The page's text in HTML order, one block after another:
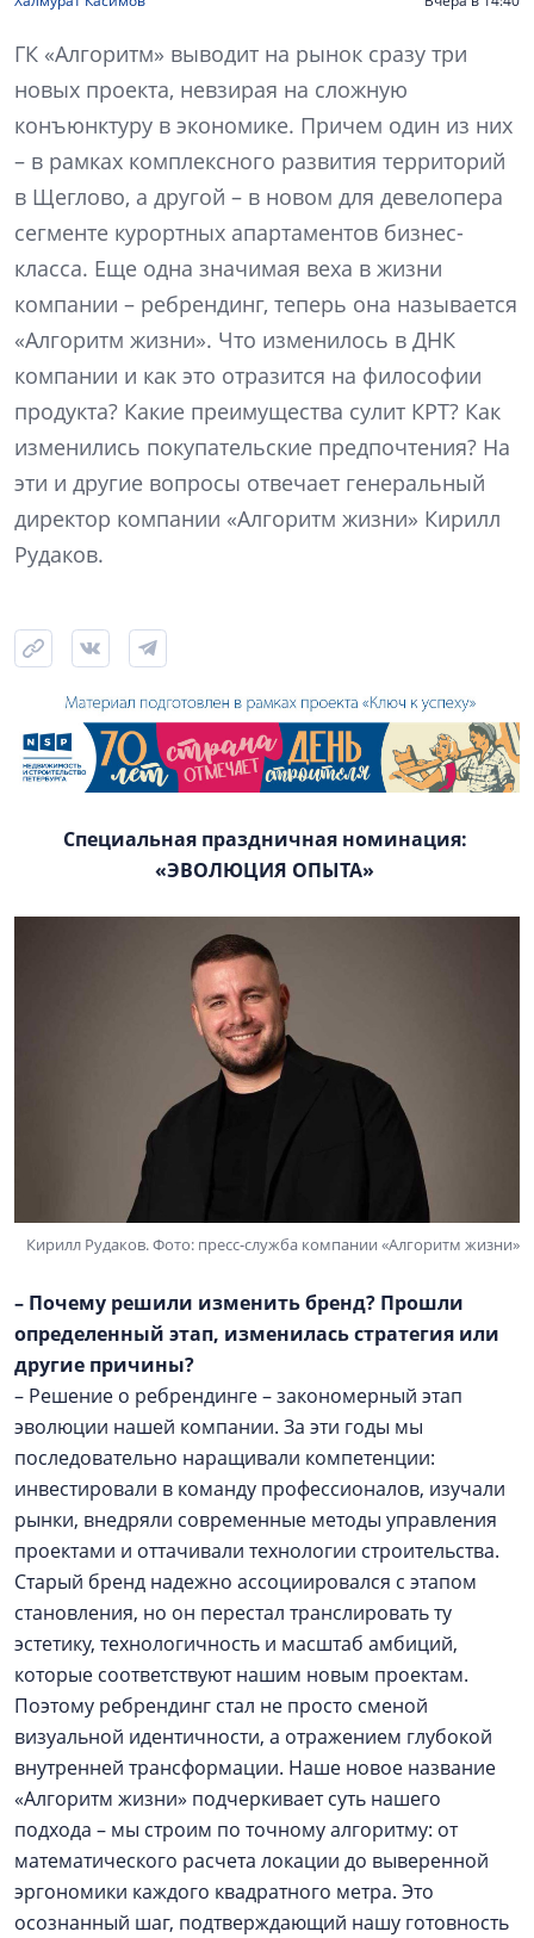
ГК «Алгоритм» выводит на рынок сразу три
новых проекта, невзирая на сложную
конъюнктуру в экономике. Причем один из них
– в рамках комплексного развития территорий
в Щеглово, а другой – в новом для девелопера
сегменте курортных апартаментов бизнес-
класса. Еще одна значимая веха в жизни
компании – ребрендинг, теперь она называется
«Алгоритм жизни». Что изменилось в ДНК
компании и как это отразится на философии
продукта? Какие преимущества сулит КРТ? Как
изменились покупательские предпочтения? На
эти и другие вопросы отвечает генеральный
директор компании «Алгоритм жизни» Кирилл
Рудаков.
Специальная праздничная номинация:
«ЭВОЛЮЦИЯ ОПЫТА»
Кирилл Рудаков. Фото: пресс-служба компании «Алгоритм жизни»
– Почему решили изменить бренд? Прошли
определенный этап, изменилась стратегия или
другие причины?
– Решение о ребрендинге – закономерный этап
эволюции нашей компании. За эти годы мы
последовательно наращивали компетенции:
инвестировали в команду профессионалов, изучали
рынки, внедряли современные методы управления
проектами и оттачивали технологии строительства.
Старый бренд надежно ассоциировался с этапом
становления, но он перестал транслировать ту
эстетику, технологичность и масштаб амбиций,
которые соответствуют нашим новым проектам.
Поэтому ребрендинг стал не просто сменой
визуальной идентичности, а отражением глубокой
внутренней трансформации. Наше новое название
«Алгоритм жизни» подчеркивает суть нашего
подхода – мы строим по точному алгоритму: от
математического расчета локации до выверенной
эргономики каждого квадратного метра. Это
осознанный шаг, подтверждающий нашу готовность